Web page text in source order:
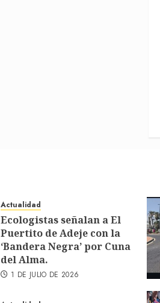
Actualidad
Ecologistas señalan a El
Puertito de Adeje con la
‘Bandera Negra’ por Cuna
del Alma.
1 DE JULIO DE 2026